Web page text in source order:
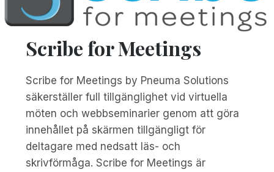
Scribe for Meetings
Scribe for Meetings by Pneuma Solutions
säkerställer full tillgänglighet vid virtuella
möten och webbseminarier genom att göra
innehållet på skärmen tillgängligt för
deltagare med nedsatt läs- och
skrivförmåga. Scribe for Meetings är